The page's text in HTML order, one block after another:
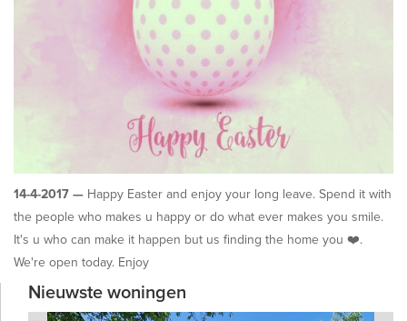
14-4-2017 — Happy Easter and enjoy your long leave. Spend it with
the people who makes u happy or do what ever makes you smile.
It's u who can make it happen but us finding the home you ❤️.
We're open today. Enjoy
Nieuwste woningen